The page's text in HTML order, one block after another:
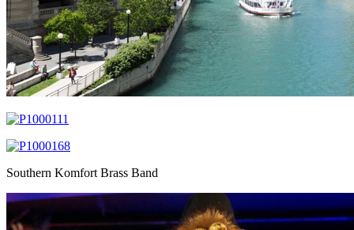
Southern Komfort Brass Band